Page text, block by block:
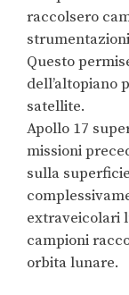
raccolsero
Questo
dell’altopiano
satellite.
Apollo 17
missioni
sulla
extraveicolari
campioni
orbita lunare.